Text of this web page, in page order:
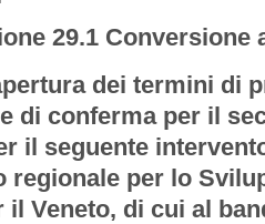
29.1
dei termini di
di conferma per il
il seguente
regionale per lo
il Veneto, di cui al